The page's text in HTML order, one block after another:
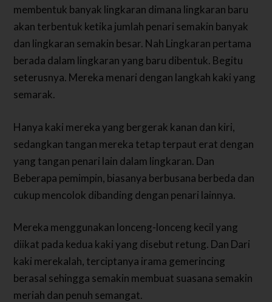
membentuk banyak lingkaran dimana lingkaran baru
akan terbentuk ketika jumlah penari semakin banyak
dan lingkaran semakin besar. Nah Lingkaran pertama
berada dalam lingkaran yang baru dibentuk. Begitu
seterusnya. Mereka menari dengan langkah kaki yang
semarak.
Hanya kaki mereka yang bergerak kanan dan kiri,
sedangkan tangan mereka tetap terpaut erat dengan
yang tangan penari lain dalam lingkaran. Dan
Beberapa pemimpin, biasanya berbusana berbeda dan
cukup mencolok dibanding dengan penari lainnya.
Mereka menggunakan lonceng-lonceng kecil yang
diikat pada kedua kaki yang disebut retung. Dan Dari
kaki merekalah, terciptanya irama gemerincing
berasal sehingga semakin membuat suasana semakin
meriah dan penuh semangat.